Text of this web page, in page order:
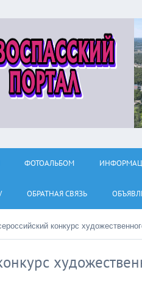
ФОТОАЛЬБОМ
ОБРАТНАЯ СВЯЗЬ
конкурс